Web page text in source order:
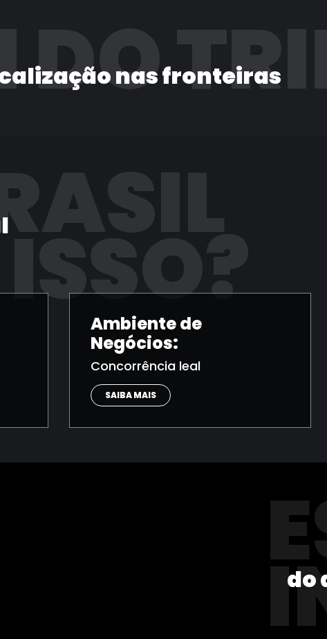
DOnas fronteiras
Ambiente de
Negócios:
Concorrência leal
SAIBA MAIS
do